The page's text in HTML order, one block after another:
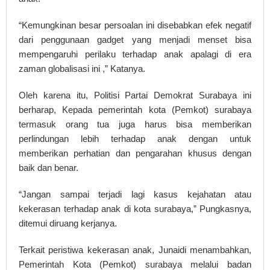
“Kemungkinan besar persoalan ini disebabkan efek negatif
dari penggunaan gadget yang menjadi menset bisa
mempengaruhi perilaku terhadap anak apalagi di era
zaman globalisasi ini ,” Katanya.
Oleh karena itu, Politisi Partai Demokrat Surabaya ini
berharap, Kepada pemerintah kota (Pemkot) surabaya
termasuk orang tua juga harus bisa memberikan
perlindungan lebih terhadap anak dengan untuk
memberikan perhatian dan pengarahan khusus dengan
baik dan benar.
“Jangan sampai terjadi lagi kasus kejahatan atau
kekerasan terhadap anak di kota surabaya,” Pungkasnya,
ditemui diruang kerjanya.
Terkait peristiwa kekerasan anak, Junaidi menambahkan,
Pemerintah Kota (Pemkot) surabaya melalui badan